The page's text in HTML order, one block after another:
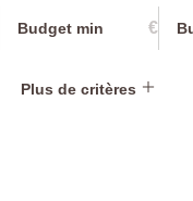
€
Plus de critères